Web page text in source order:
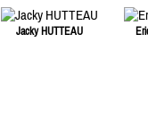
Jacky HUTTEAU